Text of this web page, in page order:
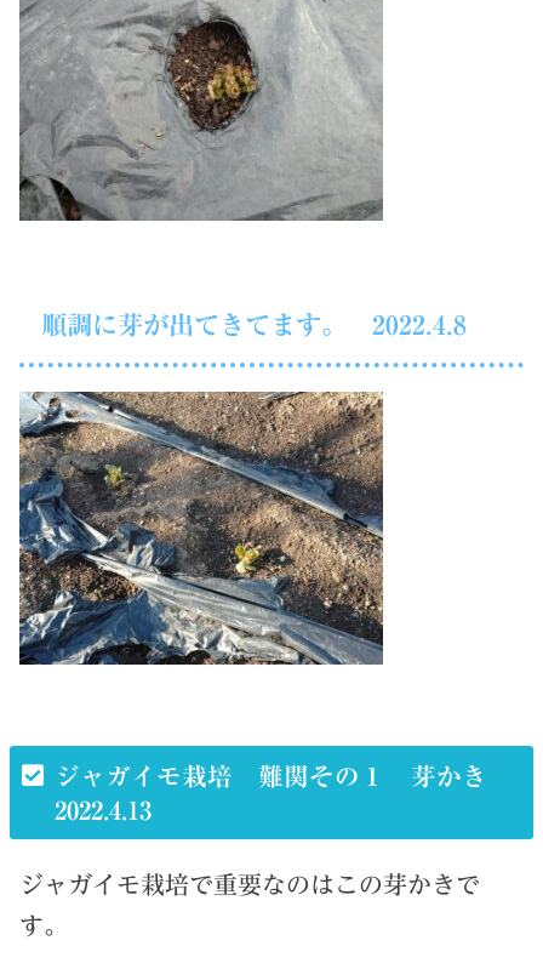
順調に芽が出てきてます。 2022.4.8
ジャガイモ栽培 難関その１ 芽かき
2022.4.13
ジャガイモ栽培で重要なのはこの芽かきで
す。